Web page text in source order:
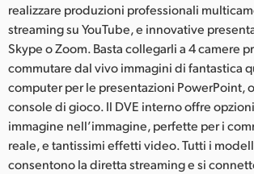
realizzare produzioni professionali
streaming su YouTube, e innovative
Skype o Zoom. Basta collegarli a 4 camere
commutare dal vivo immagini di fantastica
computer per le presentazioni PowerPoint,
console di gioco. Il DVE interno offre
immagine nell’immagine, perfette per i
reale, e tantissimi effetti video. Tutti i
consentono la diretta streaming e si